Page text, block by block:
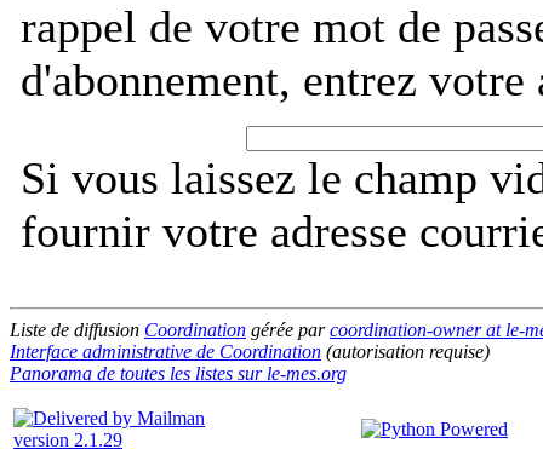
rappel de votre mot de
d'abonnement, entrez
Si vous laissez le champ
fournir votre adresse
Liste de diffusion Coordination gérée parcoordination-owner at le-
Interface administrative de Coordination (autorisation requise)
Panorama de toutes les listes sur le-mes.org
version 2.1.29